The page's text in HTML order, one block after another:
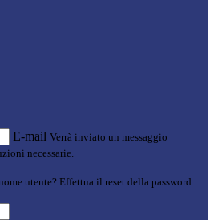
E-mail Verrà inviato un messaggio
necessarie.
utente? Effettua il reset della password